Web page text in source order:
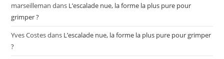
marseilleman dans L’escalade nue, la forme la plus pure pour
grimper ?
Yves Costesdans L’escalade nue, la forme la plus pure pour grimper
?